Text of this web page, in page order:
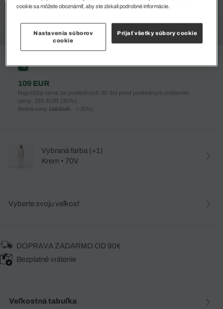
%
109 EUR
Najnižšia cena za posledných 30 dní pred posledným znížením
ceny: 155 EUR (30%)
Bežná cena: 155 EUR (-30%)
Vybraná farba (+1)
Krem • 70V
Vyberte svoju veľkosť
DOPRAVA ZADARMO OD 90€
Bezplatné vrátenie
Veľkostná tabuľka
cookie sa môžete oboznámiť, aby ste získali podrobné informácie.
Nastavenia súborov
cookie
Prijať všetky súbory cookie